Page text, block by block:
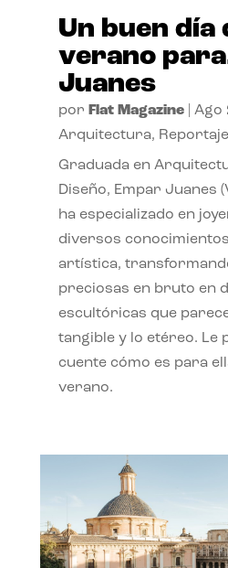
Un buen día
verano
Juanes
por Flat Magazine| Ago
Arquitectura, Reportaje
Graduada en
Diseño, Empar Juanes
ha especializado en
diversos
artística,
preciosas en bruto en
escultóricas que
tangible y lo etéreo. Le
cuente cómo es para
verano.